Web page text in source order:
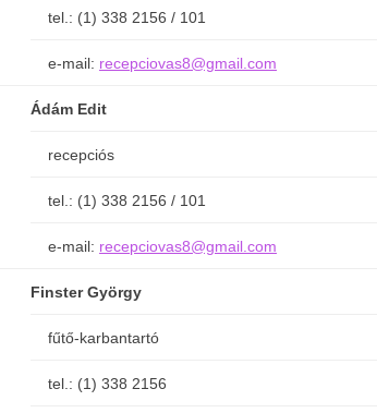
tel.: (1) 338 2156 / 101
e-mail: recepciovas8@gmail.com
Ádám Edit
recepciós
tel.: (1) 338 2156 / 101
e-mail: recepciovas8@gmail.com
Finster György
fűtő-karbantartó
tel.: (1) 338 2156